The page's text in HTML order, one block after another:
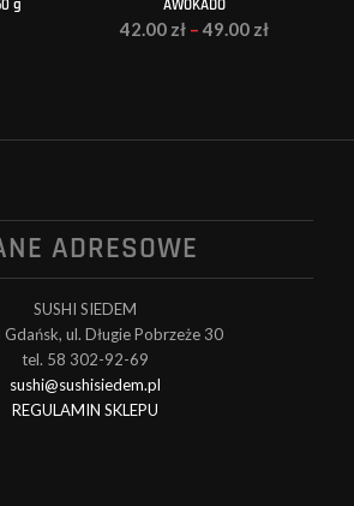
g AWOKADO
42.00 zł –49.00 zł
ADRESOWE
SUSHI SIEDEM
ul. Długie Pobrzeże 30
tel. 58 302-92-69
sushi@sushisiedem.pl
REGULAMIN SKLEPU